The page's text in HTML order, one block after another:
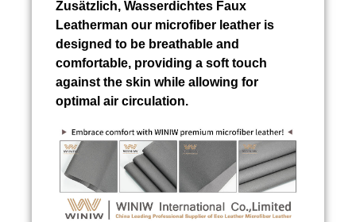
Zusätzlich, Wasserdichtes Faux
Leatherman our microfiber leather is
designed to be breathable and
comfortable, providing a soft touch
against the skin while allowing for
optimal air circulation.